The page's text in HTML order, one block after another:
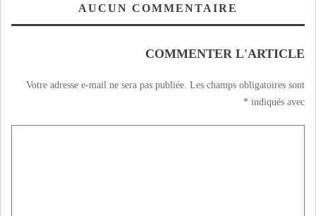
AUCUN COMMENTAIRE
COMMENTER L'ARTICLE
Votre adresse e-mail ne sera pas publiée. Les champs obligatoires sont
indiqués avec
*